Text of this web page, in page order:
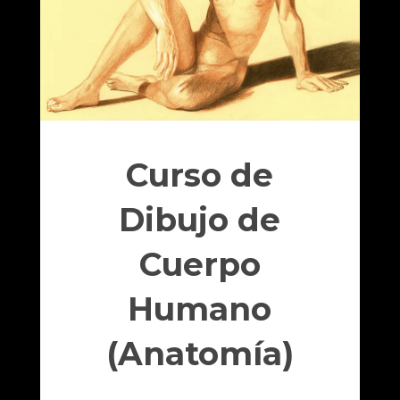
Curso de
Dibujo de
Cuerpo
Humano
(Anatomía)